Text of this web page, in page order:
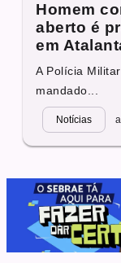
Homem
aberto é
em
A Polícia
mandado...
Notícias